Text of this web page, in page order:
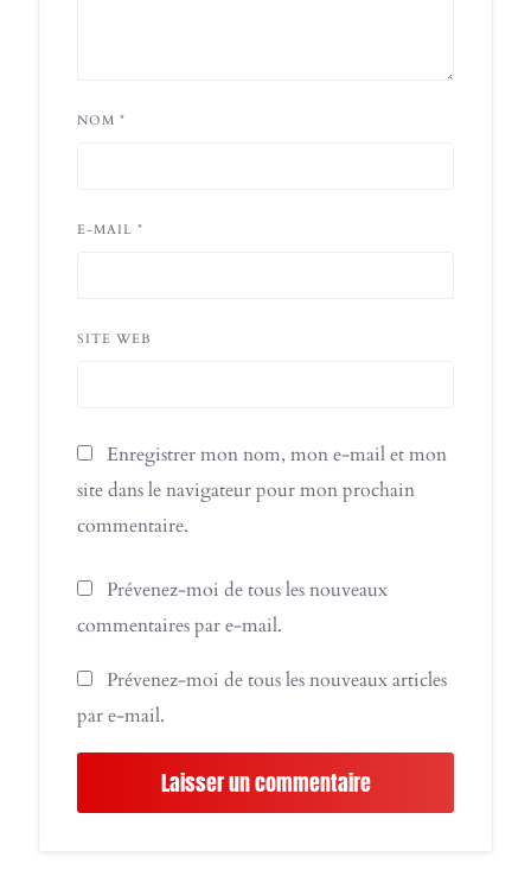
NOM *
E-MAIL *
SITE WEB
Enregistrer mon nom, mon e-mail et mon
site dans le navigateur pour mon prochain
commentaire.
Prévenez-moi de tous les nouveaux
commentaires par e-mail.
Prévenez-moi de tous les nouveaux articles
par e-mail.